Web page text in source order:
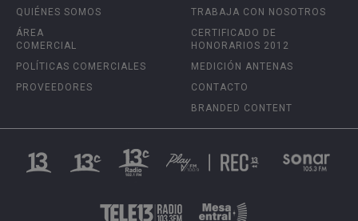
QUIÉNES SOMOS
ÁREA
COMERCIAL
POLÍTICAS COMERCIALES
PROVEEDORES
TRABAJA CON NOSOTROS
CERTIFICADO DE
HONORARIOS 2012
MEDICIÓN ANTENAS
CONTACTO
BRANDED CONTENT